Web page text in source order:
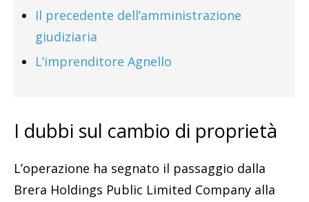
Il precedente dell’amministrazione
giudiziaria
L’imprenditore Agnello
I dubbi sul cambio di proprietà
L’operazione ha segnato il passaggio dalla
Brera Holdings Public Limited Company alla